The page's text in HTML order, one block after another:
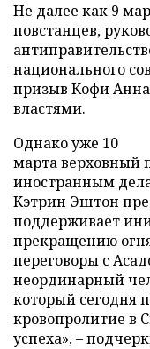
Не далее как 9
повстанцев,
национального
призыв Кофи
властями.
Однако уже 10
марта верховный
иностранным
Кэтрин Эштон
поддерживает
прекращению
переговоры с
неординарный
который сегодня
кровопролитие в
успеха», –